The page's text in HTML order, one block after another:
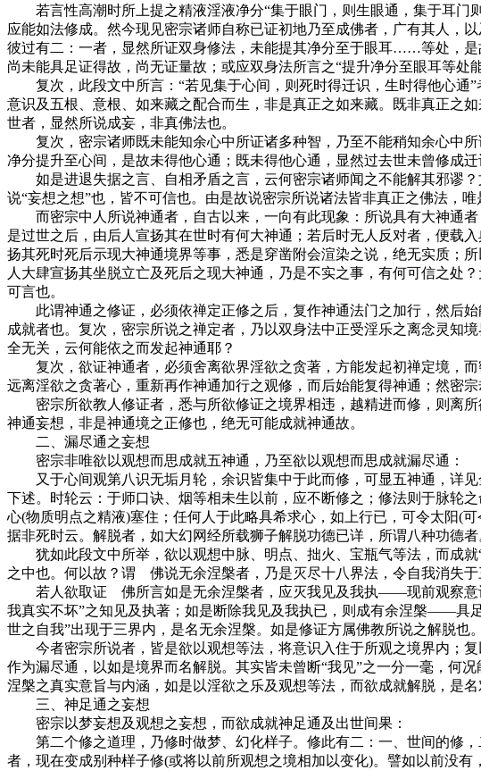
若言性高潮时所上提之精液淫液净分“集于眼门，则生眼通，集于耳门
应能如法修成。然今现见密宗诸师自称已证初地乃至成佛者，广有其人，
彼过有二：一者，显然所证双身修法，未能提其净分至于眼耳……等处，
尚未能具足证得故，尚无证量故；或应双身法所言之“提升净分至眼耳等
复次，此段文中所言：“若见集于心间，则死时得迁识，生时得他心通
意识及五根、意根、如来藏之配合而生，非是真正之如来藏。既非真正之
世者，显然所说成妄，非真佛法也。
复次，密宗诸师既未能知余心中所证诸多种智，乃至不能稍知余心中所
净分提升至心间，是故未得他心通；既未得他心通，显然过去世未曾修成
如是进退失据之言、自相矛盾之言，云何密宗诸师闻之不能解其邪谬？
说“妄想之想”也，皆不可信也。由是故说密宗所说诸法皆非真正之佛法，
而密宗中人所说神通者，自古以来，一向有此现象：所说具有大神通
是过世之后，由后人宣扬其在世时有何大神通；若后时无人反对者，便载
扬其死时死后示现大神通境界等事，悉是穿凿附会渲染之说，绝无实质；
人大肆宣扬其坐脱立亡及死后之现大神通，乃是不实之事，有何可信之处
可言也。
此谓神通之修证，必须依禅定正修之后，复作神通法门之加行，然后始
成就者也。复次，密宗所说之禅定者，乃以双身法中正受淫乐之离念灵知
全无关，云何能依之而发起神通耶？
复次，欲证神通者，必须舍离欲界淫欲之贪著，方能发起初禅定境，而
远离淫欲之贪著心，重新再作神通加行之观修，而后始能复得神通；然密
密宗所欲教人修证者，悉与所欲修证之境界相违，越精进而修，则离所
神通妄想，非是神通境之正修也，绝无可能成就神通故。
二、漏尽通之妄想
密宗非唯欲以观想而思成就五神通，乃至欲以观想而思成就漏尽通：
又于心间观第八识无垢月轮，余识皆集中于此而修，可显五神通，详见
下述。时轮云：于师口诀、烟等相未生以前，应不断修之；修法则于脉轮
心(物质明点之精液)塞住；任何人于此略具希求心，如上行已，可令太阳(
据非死时云。解脱者，如大幻网经所载狮子解脱功德已详，所谓八种功德者
犹如此段文中所举，欲以观想中脉、明点、拙火、宝瓶气等法，而成
之中也。何以故？谓 佛说无余涅槃者，乃是灭尽十八界法，令自我消失
若人欲取证 佛所言如是无余涅槃者，应灭我见及我执——现前观察意识
我真实不坏”之知见及执著；如是断除我见及我执已，则成有余涅槃——具
世之自我”出现于三界内，是名无余涅槃。如是修证方属佛教所说之解脱也。
今者密宗所说者，皆是欲以观想等法，将意识入住于所观之境界内；复
作为漏尽通，以如是境界而名解脱。其实皆未曾断“我见”之一分一毫，何
涅槃之真实意旨与内涵，如是以淫欲之乐及观想等法，而欲成就解脱，是名
三、神足通之妄想
密宗以梦妄想及观想之妄想，而欲成就神足通及出世间果：
第二个修之道理，乃修时做梦、幻化样子。修此有二：一、世间的修，
者，现在变成别种样子修(或将以前所观想之境相加以变化)。譬如以前没